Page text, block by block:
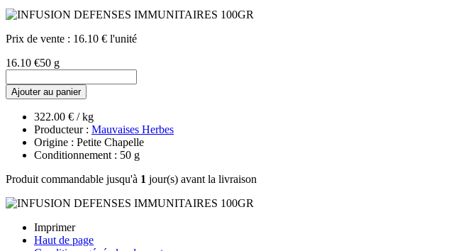
Prix de vente : 16.10 € l'unité
16.10 €50 g
Ajouter au panier
322.00 € / kg
Producteur : Mauvaises Herbes
Origine : Petite Chapelle
Conditionnement : 50 g
Produit commandable jusqu'à 1 jour(s) avant la livraison
Imprimer
Haut de page